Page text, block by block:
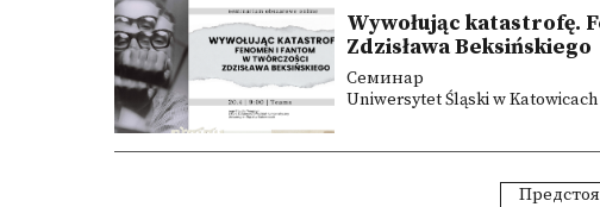
Wywołując katastrofę.
Zdzisława Beksińskiego
Семинар
Uniwersytet Śląski w Katowicach